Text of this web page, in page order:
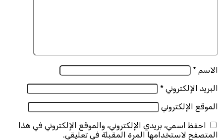
الاسم *
البريد الإلكتروني *
الموقع الإلكتروني
احفظ اسمي، بريدي الإلكتروني، والموقع الإلكتروني في هذا
المتصفح لاستخدامها المرة المقبلة في تعليقي.